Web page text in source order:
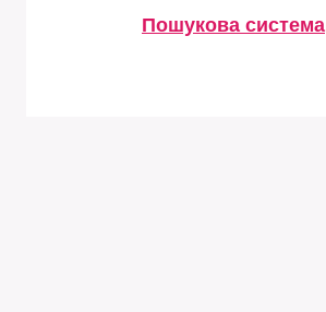
Пошукова система